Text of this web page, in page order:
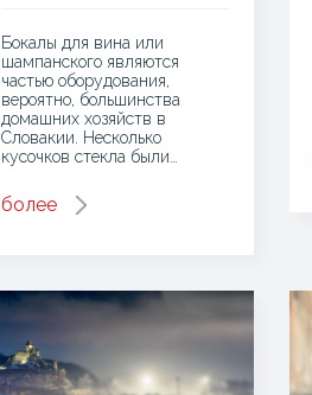
Бокалы для вина или
шампанского являются
частью оборудования,
вероятно, большинства
домашних хозяйств в
Словакии. Несколько
кусочков стекла были…
более